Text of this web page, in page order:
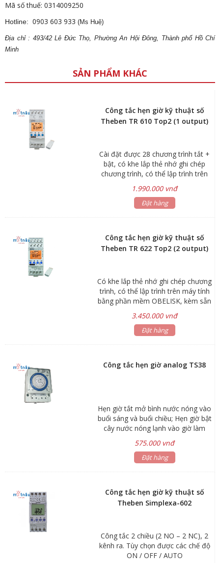
Mã số thuế: 0314009250
Hotline: 0903 603 933 (Ms Huệ)
Địa chỉ : 493/42 Lê Đức Thọ, Phường An Hội Đông, Thành phố Hồ Chí
Minh
SẢN PHẨM KHÁC
Công tắc hẹn giờ kỹ thuật số
Theben TR 610 Top2 (1 output)
Cài đặt được 28 chương trình tắt +
bật, có khe lắp thẻ nhớ ghi chép
chương trình, có thể lập trình trên
(không kèm thẻ nhớ)
1.990.000 vnđ
Đặt hàng
Công tắc hẹn giờ kỹ thuật số
Theben TR 622 Top2 (2 output)
Có khe lắp thẻ nhớ ghi chép chương
trình, có thể lập trình trên máy tính
bằng phần mềm OBELISK, kèm sẵn
3.450.000 vnđ
Đặt hàng
Công tắc hẹn giờ analog TS38
Hẹn giờ tắt mở bình nước nóng vào
buổi sáng và buổi chiều; Hẹn giờ bật
cây nước nóng lạnh vào giờ làm
tắt đèn quảng cáo, đèn sân vườn,
đèn cổng...; Hẹn giờ bơm nước tưới
575.000 vnđ
Đặt hàng
Công tắc hẹn giờ kỹ thuật số
Theben Simplexa-602
Công tắc 2 chiều (2 NO – 2 NC), 2
kênh ra. Tùy chọn được các chế độ
ON / OFF / AUTO